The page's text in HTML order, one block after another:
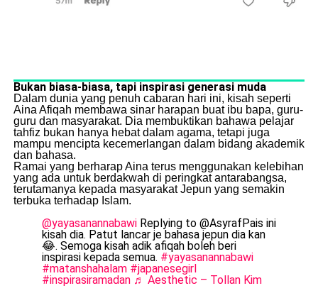
Bukan biasa-biasa, tapi inspirasi generasi muda
Dalam dunia yang penuh cabaran hari ini, kisah seperti
Aina Afiqah membawa sinar harapan buat ibu bapa, guru-
guru dan masyarakat. Dia membuktikan bahawa pelajar
tahfiz bukan hanya hebat dalam agama, tetapi juga
mampu mencipta kecemerlangan dalam bidang akademik
dan bahasa.
Ramai yang berharap Aina terus menggunakan kelebihan
yang ada untuk berdakwah di peringkat antarabangsa,
terutamanya kepada masyarakat Jepun yang semakin
terbuka terhadap Islam.
@yayasanannabawiReplying to @AsyrafPais ini
kisah dia. Patut lancar je bahasa jepun dia kan
😂. Semoga kisah adik afiqah boleh beri
inspirasi kepada semua. #yayasanannabawi
#matanshahalam #japanesegirl
#inspirasiramadan ♬ Aesthetic – Tollan Kim